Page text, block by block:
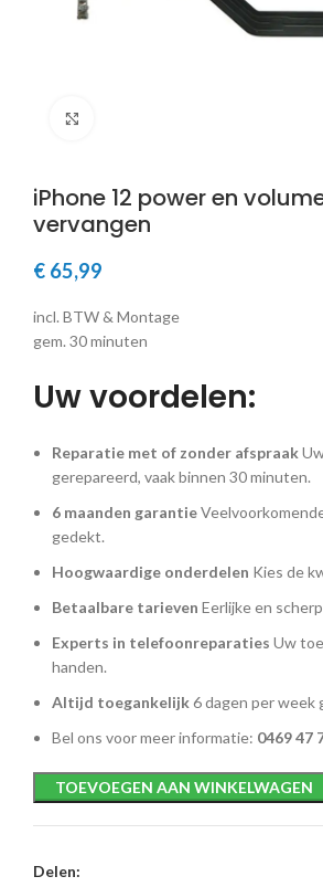
iPhone 12 power en
vervangen
€ 65,99
incl. BTW & Montage
gem. 30 minuten
Uw voordelen:
Reparatie met of zonder afspraak
gerepareerd, vaak binnen 30 minuten.
6 maanden garantie
gedekt.
Hoogwaardige onderdelen Kies de
Betaalbare tarieven Eerlijke en
Experts in telefoonreparaties Uw
handen.
Altijd toegankelijk6 dagen per week
Bel ons voor meer informatie: 0469 47
TOEVOEGEN AAN WINKELWAGEN
Delen: